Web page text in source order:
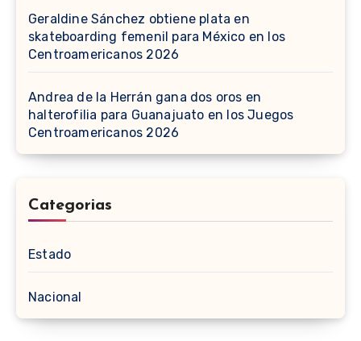
Geraldine Sánchez obtiene plata en
skateboarding femenil para México en los
Centroamericanos 2026
Andrea de la Herrán gana dos oros en
halterofilia para Guanajuato en los Juegos
Centroamericanos 2026
Categorias
Estado
Nacional